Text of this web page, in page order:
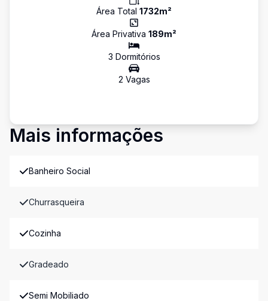
Área Total 1732m²
Área Privativa 189m²
3 Dormitórios
2 Vagas
Mais informações
Banheiro Social
Churrasqueira
Cozinha
Gradeado
Semi Mobiliado